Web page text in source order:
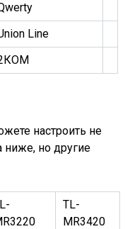
Line
настроить не
ниже, но другие
TL-
MR3420